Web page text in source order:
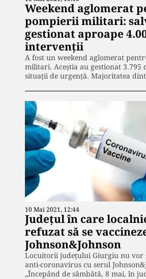
Weekend aglomerat
pompierii militari:
gestionat aproape
intervenții
A fost un weekend aglomerat
militari. Aceștia au gestionat 3.795
situații de urgență. Majoritatea
10 Mai 2021, 12:44
Județul în care
refuzat să se
Johnson&Johnson
Locuitorii județului Giurgiu nu vor
anti-coronavirus cu serul
„Începând de sâmbătă, 8 mai, în